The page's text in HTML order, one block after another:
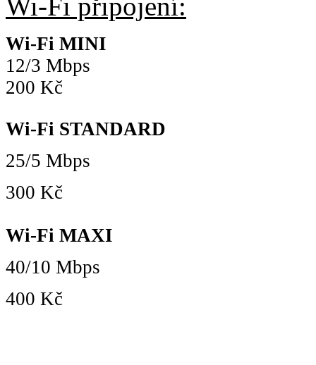
Wi-Fi MINI
12/3 Mbps
200 Kč
Wi-Fi STANDARD
25/5 Mbps
300 Kč
Wi-Fi MAXI
40/10 Mbps
400 Kč